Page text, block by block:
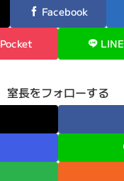
Facebook
Pocket LINE
室長をフォローする